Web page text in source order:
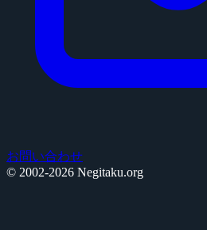
お問い合わせ
© 2002-2026 Negitaku.org